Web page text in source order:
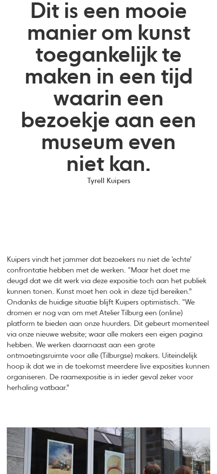
Dit is een mooie
manier om kunst
toegankelijk te
maken in een tijd
waarin een
bezoekje aan een
museum even
niet kan.
Tyrell Kuipers
Kuipers vindt het jammer dat bezoekers nu niet de ‘echte’
confrontatie hebben met de werken. “Maar het doet me
deugd dat we dit werk via deze expositie toch aan het publiek
kunnen tonen. Kunst moet hen ook in deze tijd bereiken.”
Ondanks de huidige situatie blijft Kuipers optimistisch. “We
dromen er nog van om met Atelier Tilburg een (online)
platform te bieden aan onze huurders. Dit gebeurt momenteel
via onze nieuwe website; waar alle makers een eigen pagina
hebben. We werken daarnaast aan een grote
ontmoetingsruimte voor alle (Tilburgse) makers. Uiteindelijk
hoop ik dat we in de toekomst meerdere live exposities kunnen
organiseren. De raamexpositie is in ieder geval zeker voor
herhaling vatbaar.”